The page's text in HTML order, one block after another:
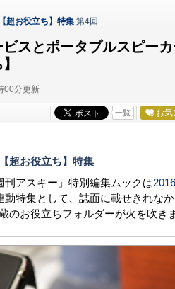
超お役立ち】特集 第4回
スとポータブルスピー
00分更新
一覧 お気
超お役立ち】特集
刊アスキー」特別編集ムックは
動特集として、誌面に載せきれな
のお役立ちフォルダーが火を吹き